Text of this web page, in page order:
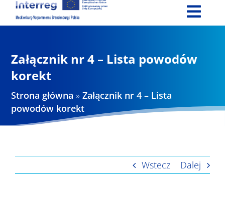
Projekty
Aktualności
Załącznik nr 4 – Lista powodów
korekt
Strona główna »Załącznik nr 4 – Lista
powodów korekt
Wstecz Dalej